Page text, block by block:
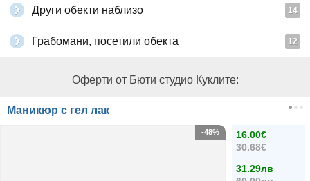
Други обекти наблизо 14
Грабомани, посетили обекта 12
Оферти от Бюти студио Куклите:
Маникюр с гел лак
16.00€
30.68€
31.29лв
-48%